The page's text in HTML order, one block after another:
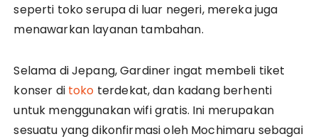
seperti toko serupa di luar negeri, mereka juga
menawarkan layanan tambahan.
Selama di Jepang, Gardiner ingat membeli tiket
konser di toko terdekat, dan kadang berhenti
untuk menggunakan wifi gratis. Ini merupakan
sesuatu yang dikonfirmasi oleh Mochimaru sebagai